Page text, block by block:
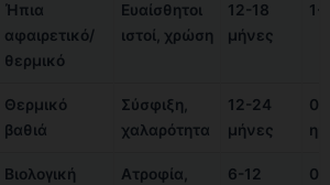
Ήπια
αφαιρετικό/
θερμικό
Ευαίσθητοι
ιστοί, χρώση
12-18
μήνες
1-
Θερμικό
βαθιά
Σύσφιξη,
χαλαρότητα
12-24
μήνες
0-
Βιολογική
Ατροφία,
6-12
0-